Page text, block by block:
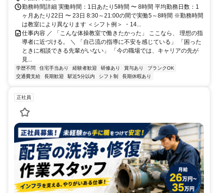
勤務時間詳細 実働時間：1日あたり5時間 〜 8時間 平均勤務日数：1
ヶ月あたり22日 〜 23日 8:30～21:00の間で実働5～8時間 ※勤務時間
は教室により異なります ＜シフト例＞ ・14...
仕事内容 ／ 「こんな体操教室で働きたかった」 ここなら、 理想の指
導者に近づける。 ＼ 「自己流の指導に不安を感じている」 「困った
ときに相談できる先輩がいない」 「今の職場では、キャリアの先が
見...
学歴不問 住宅手当あり 経験者歓迎 研修あり 賞与あり
ブランクOK
交通費支給
長期歓迎 駅近5分以内 シフト制 長期休暇あり
正社員